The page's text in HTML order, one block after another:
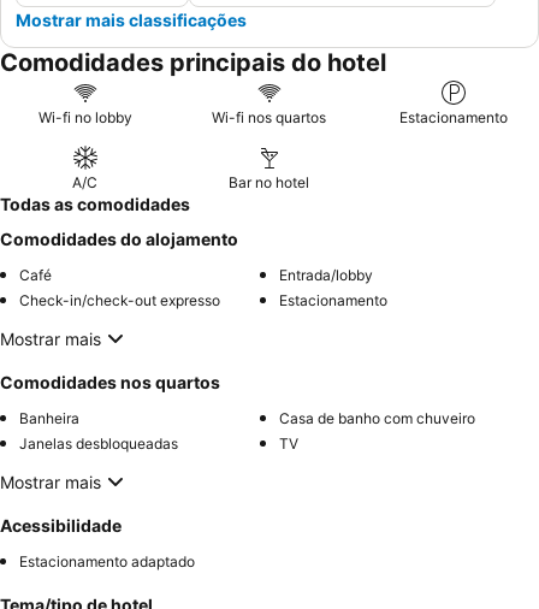
Mostrar mais classificações
Comodidades principais do hotel
Wi-fi no lobby Wi-fi nos quartos Estacionamento
A/C Bar no hotel
Todas as comodidades
Comodidades do alojamento
Café
Entrada/lobby
Check-in/check-out expresso
Estacionamento
Mostrar mais
Comodidades nos quartos
Banheira
Casa de banho com chuveiro
Janelas desbloqueadas
TV
Mostrar mais
Acessibilidade
Estacionamento adaptado
Tema/tipo de hotel